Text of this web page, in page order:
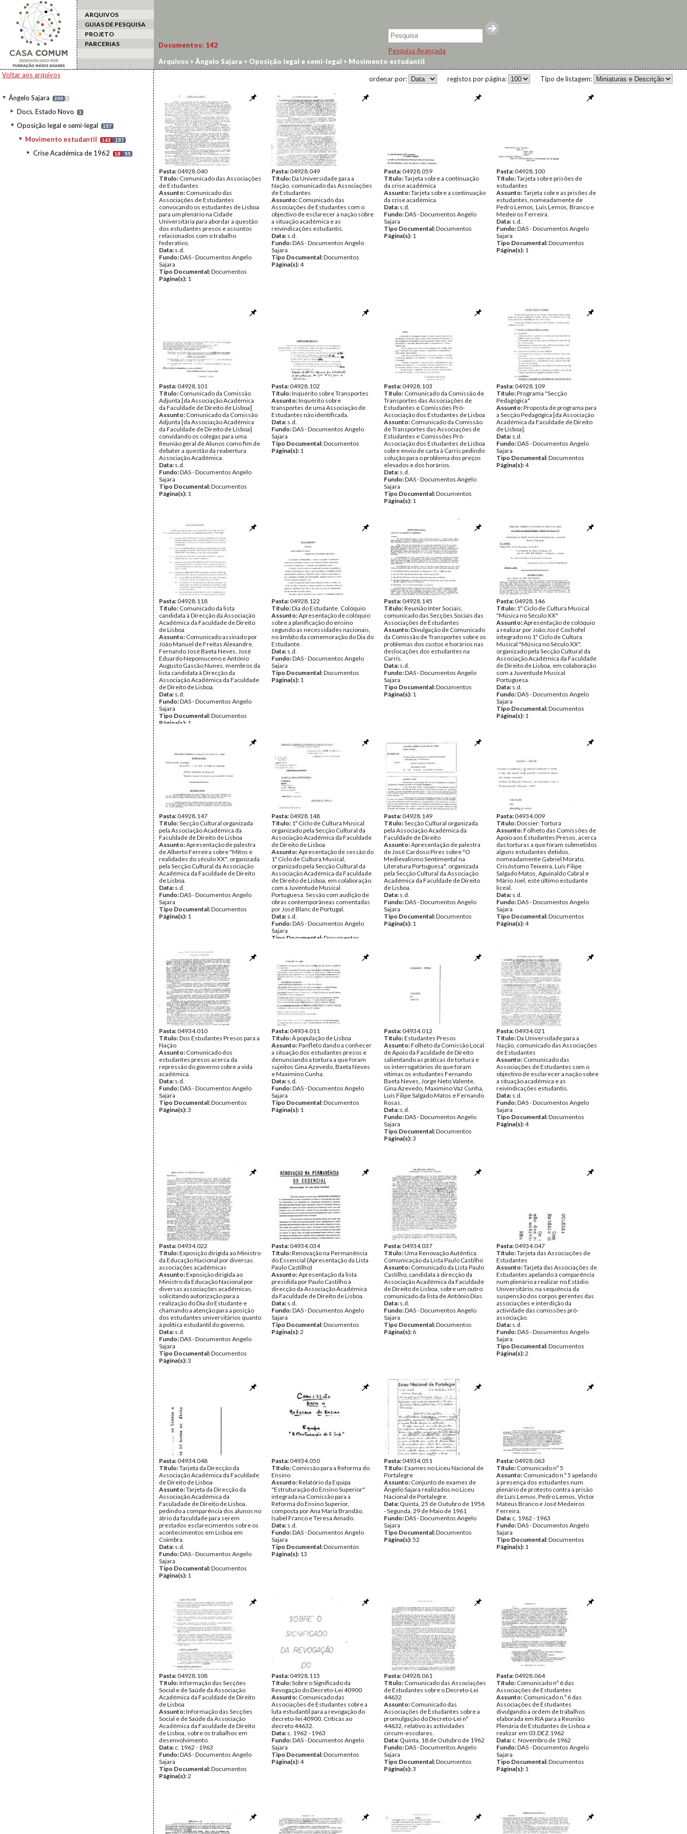
ARQUIVOS
GUIAS DE PESQUISA
PROJETO
PARCERIAS
Pesquisa Avançada
Voltar aos arquivos
Ângelo Sajara 200 I
Docs. Estado Novo 3
Oposição legal e semi-legal 197
Movimento estudantil 142 197
Crise Académica de 1962 18 55
Documentos: 142
Arquivos >Ângelo Sajara > Oposição legal e semi-legal > Movimento estudantil
Tipo de listagem:
registos por página:
ordenar por:
Pasta:04928.040
Título: Comunicado das Associações
de Estudantes
Assunto: Comunicado das
Associações de Estudantes
convocando os estudantes de Lisboa
para um plenário na Cidade
Universitária para abordar a questão
dos estudantes presos e assuntos
relacionados com o trabalho
federativo.
Data: s.d.
Fundo:DAS - Documentos Angelo
Sajara
Tipo Documental:Documentos
Página(s): 1
Pasta:04928.049
Título:Da Universidade para a
Nação, comunicado das Associações
de Estudantes
Assunto: Comunicado das
Associações de Estudantes com o
objectivo de esclarecer a nação sobre
a situação académica e as
reivindicações estudantis.
Data: s.d.
Fundo:DAS - Documentos Angelo
Sajara
Tipo Documental:Documentos
Página(s):4
Pasta:04928.059
Título:Tarjeta sobre a continuação
da crise académica
Assunto:Tarjeta sobre a continuação
da crise académica
Data: s.d.
Fundo:DAS - Documentos Angelo
Sajara
Tipo Documental:Documentos
Página(s): 1
Pasta:04928.100
Título:Tarjeta sobre prisões de
estudantes
Assunto:Tarjeta sobre as prisões de
estudantes, nomeadamente de
Pedro Lemos, Luís Lemos, Branco e
Medeiros Ferreira.
Data: s.d.
Fundo:DAS - Documentos Angelo
Sajara
Tipo Documental:Documentos
Página(s): 1
Pasta:04928.101
Título: Comunicado da Comissão
Adjunta [da Associação Académica
da Faculdade de Direito de Lisboa]
Assunto: Comunicado da Comissão
Adjunta [da Associação Académica
da Faculdade de Direito de Lisboa]
convidando os colegas para uma
Reunião geral de Alunos como fim de
debater a questão da reabertura
Associação Académica.
Data: s.d.
Fundo:DAS - Documentos Angelo
Sajara
Tipo Documental:Documentos
Página(s): 1
Pasta:04928.102
Título:Inquérito sobre Transportes
Assunto:Inquérito sobre
transportes de uma Associação de
Estudantes não identificada.
Data: s.d.
Fundo:DAS - Documentos Angelo
Sajara
Tipo Documental:Documentos
Página(s): 1
Pasta:04928.103
Título: Comunicado da Comissão de
Transportes das Associações de
Estudantes e Comissões Pró-
Associação dos Estudantes de Lisboa
Assunto: Comunicado da Comissão
de Transportes das Associações de
Estudantes e Comissões Pró-
Associação dos Estudantes de Lisboa
sobre envio de carta à Carris pedindo
solução para o problema dos preços
elevados e dos horários.
Data: s.d.
Fundo:DAS - Documentos Angelo
Sajara
Tipo Documental:Documentos
Página(s): 1
Pasta:04928.109
Título:Programa "Secção
Pedagógica"
Assunto:Proposta de programa para
a Secção Pedagógica [da Associação
Académica da Faculdade de Direito
de Lisboa].
Data: s.d.
Fundo:DAS - Documentos Angelo
Sajara
Tipo Documental:Documentos
Página(s):4
Pasta:04928.118
Título: Comunicado da lista
candidata à Direcção da Associação
Académica da Faculdade de Direito
de Lisboa
Assunto: Comunicado assinado por
João Manuel de Freitas Alexandre,
Fernando José Baeta Neves, José
Eduardo Nepomuceno e António
Augusto Gascão Nunes, membros da
lista candidata à Direcção da
Associação Académica da Faculdade
de Direito de Lisboa.
Data: s.d.
Fundo:DAS - Documentos Angelo
Sajara
Tipo Documental:Documentos
Página(s): 1
Pasta:04928.122
Título:Dia do Estudante. Colóquio
Assunto:Apresentação de colóquio
sobre a planificação do ensino
segundo as necessidades nacionais,
no âmbito da comemoração do Dia do
Estudante.
Data: s.d.
Fundo:DAS - Documentos Angelo
Sajara
Tipo Documental:Documentos
Página(s): 1
Pasta:04928.145
Título:Reunião Inter Sociais,
comunicado das Secções Sociais das
Associações de Estudantes
Assunto:Divulgação de Comunicado
da Comissão de Transportes sobre os
problemas dos custos e horários nas
deslocações dos estudantes na
Carris.
Data: s.d.
Fundo:DAS - Documentos Angelo
Sajara
Tipo Documental:Documentos
Página(s): 1
Pasta:04928.146
Título: 1º Ciclo de Cultura Musical
"Música no Século XX"
Assunto:Apresentação de colóquio
a realizar por João José Cochofel
integrado no 1º Ciclo de Cultura
Musical "Música no Século XX",
organizado pela Secção Cultural da
Associação Académica da Faculdade
de Direito de Lisboa, em colaboração
com a Juventude Musical
Portuguesa.
Data: s.d.
Fundo:DAS - Documentos Angelo
Sajara
Tipo Documental:Documentos
Página(s): 1
Pasta:04928.147
Título:Secção Cultural organizada
pela Associação Académica da
Faculdade de Direito de Lisboa
Assunto:Apresentação de palestra
de Alberto Ferreira sobre "Mitos e
realidades do século XX", organizada
pela Secção Cultural da Associação
Académica da Faculdade de Direito
de Lisboa.
Data: s.d.
Fundo:DAS - Documentos Angelo
Sajara
Tipo Documental:Documentos
Página(s): 1
Pasta:04928.148
Título: 1º Ciclo de Cultura Musical
organizado pela Secção Cultural da
Associação Académica da Faculdade
de Direito de Lisboa
Assunto:Apresentação de sessão do
1º Ciclo de Cultura Musical,
organizado pela Secção Cultural da
Associação Académica da Faculdade
de Direito de Lisboa, em colaboração
com a Juventude Musical
Portuguesa. Sessão com audição de
obras contemporâneas comentadas
por José Blanc de Portugal.
Data: s.d.
Fundo:DAS - Documentos Angelo
Sajara
Tipo Documental:Documentos
Pasta:04928.149
Título:Secção Cultural organizada
pela Associação Académica da
Faculdade de Direito
Assunto:Apresentação de palestra
de José Cardoso Pires sobre "O
Medievalismo Sentimental na
Literatura Portuguesa", organizada
pela Secção Cultural da Associação
Académica da Faculdade de Direito
de Lisboa.
Data: s.d.
Fundo:DAS - Documentos Angelo
Sajara
Tipo Documental:Documentos
Página(s): 1
Pasta:04934.009
Título:Dossier: Tortura
Assunto:Folheto das Comissões de
Apoio aos Estudantes Presos, acerca
das torturas a que foram submetidos
alguns estudantes detidos,
nomeadamente Gabriel Morato,
Crisóstomo Teixeira, Luís Filipe
Salgado Matos, Aguinaldo Cabral e
Mário Joel, este último estudante
liceal.
Data: s.d.
Fundo:DAS - Documentos Angelo
Sajara
Tipo Documental:Documentos
Página(s):4
Pasta:04934.010
Título:Dos Estudantes Presos para a
Nação
Assunto: Comunicado dos
estudantes presos acerca da
repressão do governo sobre a vida
académica.
Data: s.d.
Fundo:DAS - Documentos Angelo
Sajara
Tipo Documental:Documentos
Página(s):3
Pasta:04934.011
Título:À população de Lisboa
Assunto:Panfleto dando a conhecer
a situação dos estudantes presos e
denunciando a tortura a que foram
sujeitos Gina Azevedo, Baeta Neves
e Maximino Cunha.
Data: s.d.
Fundo:DAS - Documentos Angelo
Sajara
Tipo Documental:Documentos
Página(s): 1
Pasta:04934.012
Título:Estudantes Presos
Assunto:Folheto da Comissão Local
de Apoio da Faculdade de Direito
salientando as práticas de tortura e
os interrogatórios de que foram
vítimas os estudantes Fernando
Baeta Neves, Jorge Neto Valente,
Gina Azevedo, Maximino Vaz Cunha,
Luís Filipe Salgado Matos e Fernando
Rosas.
Data: s.d.
Fundo:DAS - Documentos Angelo
Sajara
Tipo Documental:Documentos
Página(s):3
Pasta:04934.021
Título:Da Universidade para a
Nação, comunicado das Associações
de Estudantes
Assunto: Comunicado das
Associações de Estudantes com o
objectivo de esclarecer a nação sobre
a situação académica e as
reivindicações estudantis.
Data: s.d.
Fundo:DAS - Documentos Angelo
Sajara
Tipo Documental:Documentos
Página(s):4
Pasta:04934.022
Título:Exposição dirigida ao Ministro
da Educação Nacional por diversas
associações académicas
Assunto:Exposição dirigida ao
Ministro da Educação Nacional por
diversas associações académicas,
solicitando autorização para a
realização do Dia do Estudante e
chamando a atenção para a posição
dos estudantes universitários quanto
à política estudantil do governo.
Data: s.d.
Fundo:DAS - Documentos Angelo
Sajara
Tipo Documental:Documentos
Página(s):3
Pasta:04934.034
Título:Renovação na Permanência
do Essencial (Apresentação da Lista
Paulo Castilho)
Assunto:Apresentação da lista
presidida por Paulo Castilho à
direcção da Associação Académica
da Faculdade de Direito de Lisboa.
Data: s.d.
Fundo:DAS - Documentos Angelo
Sajara
Tipo Documental:Documentos
Página(s):2
Pasta:04934.037
Título:Uma Renovação Autêntica.
Comunicação da Lista Paulo Castilho
Assunto: Comunicado da Lista Paulo
Castilho, candidata à direcção da
Associação Académica da Faculdade
de Direito de Lisboa, sobre um outro
comunicado da lista de António Dias.
Data: s.d.
Fundo:DAS - Documentos Angelo
Sajara
Tipo Documental:Documentos
Página(s): 6
Pasta:04934.047
Título:Tarjeta das Associações de
Estudantes
Assunto:Tarjeta das Associações de
Estudantes apelando à comparência
num plenário a realizar no Estádio
Universitário, na sequência da
suspensão dos corpos gerentes das
associações e interdição da
actividade das comissões pró-
associação.
Data: s.d.
Fundo:DAS - Documentos Angelo
Sajara
Tipo Documental:Documentos
Página(s):2
Pasta:04934.048
Título:Tarjeta da Direcção da
Associação Académica da Faculdade
de Direito de Lisboa
Assunto:Tarjeta da Direcção da
Associação Académica da
Faculadade de Direito de Lisboa,
pedindo a comparência dos alunos no
átrio da faculdade para serem
prestados esclarecimentos sobre os
acontecimentos em Lisboa em
Coimbra.
Data: s.d.
Fundo:DAS - Documentos Angelo
Sajara
Tipo Documental:Documentos
Página(s): 1
Pasta:04934.050
Título: Comissão para a Reforma do
Ensino
Assunto:Relatório da Equipa
"Estruturação do Ensino Superior"
integrada na Comissão para a
Reforma do Ensino Superior,
composta por Ana Maria Brandão,
Isabel Franco e Teresa Amado.
Data: s.d.
Fundo:DAS - Documentos Angelo
Sajara
Tipo Documental:Documentos
Página(s): 13
Pasta:04934.051
Título:Exames no Liceu Nacional de
Portalegre
Assunto: Conjunto de exames de
Ângelo Sajara realizados no Liceu
Nacional de Portalegre.
Data: Quinta, 25 de Outubro de 1956
- Segunda, 29 de Maio de 1961
Fundo:DAS - Documentos Angelo
Sajara
Tipo Documental:Documentos
Página(s):52
Pasta:04928.063
Título: Comunicado nº 5
Assunto: Comunicado n.º 5 apelando
à presença dos estudantes num
plenário de protesto contra a prisão
de Luís Lemos, Pedro Lemos, Victor
Mateus Branco e José Medeiros
Ferreira.
Data: c. 1962 - 1963
Fundo:DAS - Documentos Angelo
Sajara
Tipo Documental:Documentos
Página(s): 1
Pasta:04928.108
Título:Informação das Secções
Social e de Saúde da Associação
Académica da Faculdade de Direito
de Lisboa
Assunto:Informação das Secções
Social e de Saúde da Associação
Académica da Faculdade de Direito
de Lisboa, sobre os trabalhos em
desenvolvimento.
Data: c. 1962 - 1963
Fundo:DAS - Documentos Angelo
Sajara
Tipo Documental:Documentos
Página(s):2
Pasta:04928.115
Título:Sobre o Significado da
Revogação do Decreto-Lei 40900
Assunto: Comunicado das
Associações de Estudantes sobre a
luta estudantil para a revogação do
decreto-lei 40900. Críticas ao
decreto 44632.
Data: c. 1962 - 1963
Fundo:DAS - Documentos Angelo
Sajara
Tipo Documental:Documentos
Página(s):4
Pasta:04928.061
Título: Comunicado das Associações
de Estudantes sobre o Decreto-Lei
44632
Assunto: Comunicado das
Associações de Estudantes sobre a
promulgação do Decreto-Lei nº
44632, relativo às actividades
circum-escolares.
Data: Quinta, 18 de Outubro de 1962
Fundo:DAS - Documentos Angelo
Sajara
Tipo Documental:Documentos
Página(s):3
Pasta:04928.064
Título: Comunicado nº 6 das
Associações de Estudantes
Assunto: Comunicado n.º 6 das
Associações de Estudantes
divulgando a ordem de trabalhos
elaborada em RIA para a Reunião
Plenária de Estudantes de Lisboa a
realizar em 03.DEZ.1962
Data: c. Novembro de 1962
Fundo:DAS - Documentos Angelo
Sajara
Tipo Documental:Documentos
Página(s): 1